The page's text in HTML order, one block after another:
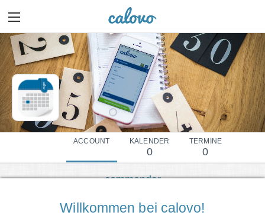
ACCOUNT KALENDER
0
TERMINE
0
commander
Mehr Details einblenden
Willkommen bei calovo!